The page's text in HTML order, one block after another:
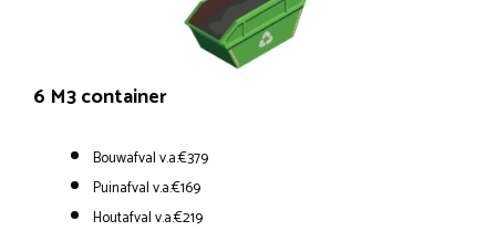
6 M3 container
Bouwafval v.a.€379
Puinafval v.a.€169
Houtafval v.a.€219